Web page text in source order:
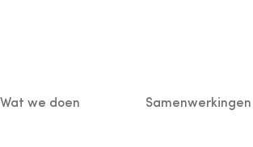
Wat we doen Samenwerkingen